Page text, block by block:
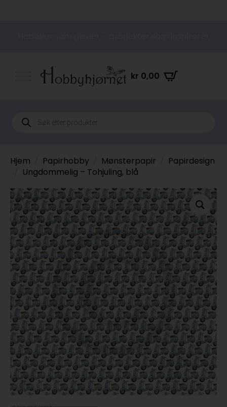
kr 0,00
Products
search
Hjem Papirhobby Mønsterpapir
Papirdesign
Ungdommelig – Tohjuling, blå